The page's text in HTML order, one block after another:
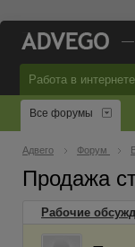
—
Работа в интернете
Все форумы
Адвего Форум
Продажа
Рабочие